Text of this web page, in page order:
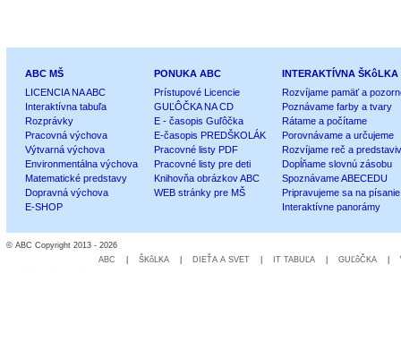
ABC MŠ
LICENCIA NA ABC
Interaktívna tabuľa
Rozprávky
Pracovná výchova
Výtvarná výchova
Environmentálna výchova
Matematické predstavy
Dopravná výchova
E-SHOP
PONUKA ABC
Prístupové Licencie
GUĽÔČKA NA CD
E - časopis Guľôčka
E-časopis PREDŠKOLÁK
Pracovné listy PDF
Pracovné listy pre deti
Knihovňa obrázkov ABC
WEB stránky pre MŠ
INTERAKTÍVNA ŠKôLKA
Rozvíjame pamäť a
Poznávame farby a tvary
Rátame a počítame
Porovnávame a určujeme
Rozvíjame reč a
Dopĺňame slovnú zásobu
Spoznávame ABECEDU
Pripravujeme sa na písanie
Interaktívne panorámy
© ABC Copyright 2013 - 2026
ABC
ŠKôLKA DIEŤA A SVET IT TABUĽA GUĽôČKA